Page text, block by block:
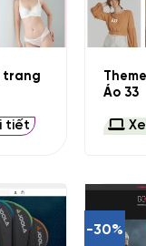
trang
tiết
+
Áo 33
-30%